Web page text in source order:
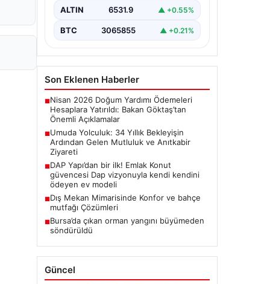
olma hayalini 34 yıl boyunca…
ALTIN 6531.9 ▲ +0.55%
BTC 3065855 ▲ +0.21%
Son Eklenen Haberler
■Nisan 2026 Doğum Yardımı Ödemeleri
Hesaplara Yatırıldı: Bakan Göktaş’tan
Önemli Açıklamalar
■Umuda Yolculuk: 34 Yıllık Bekleyişin
Ardından Gelen Mutluluk ve Anıtkabir
Ziyareti
■DAP Yapı’dan bir ilk! Emlak Konut
güvencesi Dap vizyonuyla kendi kendini
ödeyen ev modeli
■Dış Mekan Mimarisinde Konfor ve bahçe
mutfağı Çözümleri
■Bursa’da çıkan orman yangını büyümeden
söndürüldü
Güncel